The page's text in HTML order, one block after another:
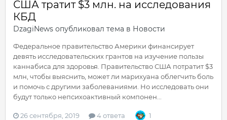
США тратит $3 млн. на исследования
КБД
DzagiNews опубликовал тема в Новости
Федеральное правительство Америки финансирует
девять исследовательских грантов на изучение пользы
каннабиса для здоровья. Правительство США потратит $3
млн, чтобы выяснить, может ли марихуана облегчить боль
и помочь с другими заболеваниями. Но исследовать они
будут только непсихоактивный компонен...
26 сентября, 2019 4 ответа 1